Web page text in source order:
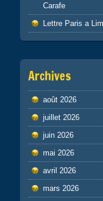
Carafe
Lettre Paris a
Archives
août 2026
juillet 2026
juin 2026
mai 2026
avril 2026
mars 2026